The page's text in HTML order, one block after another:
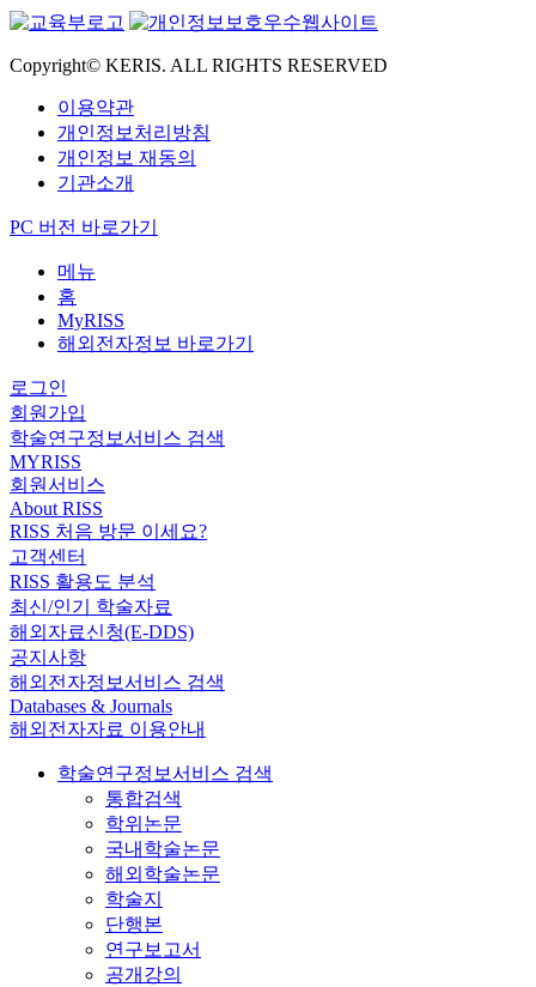
Copyright© KERIS. ALL RIGHTS RESERVED
이용약관
개인정보처리방침
개인정보 재동의
기관소개
PC 버전 바로가기
메뉴
홈
MyRISS
해외전자정보 바로가기
로그인
회원가입
학술연구정보서비스 검색
MYRISS
회원서비스
About RISS
RISS 처음 방문 이세요?
고객센터
RISS 활용도 분석
최신/인기 학술자료
해외자료신청(E-DDS)
공지사항
해외전자정보서비스 검색
Databases & Journals
해외전자자료 이용안내
학술연구정보서비스 검색
통합검색
학위논문
국내학술논문
해외학술논문
학술지
단행본
연구보고서
공개강의